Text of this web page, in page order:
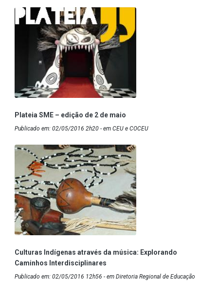
Plateia SME – edição de 2 de maio
Publicado em: 02/05/2016 2h20 - em CEU e COCEU
Culturas Indígenas através da música: Explorando
Caminhos Interdisciplinares
Publicado em: 02/05/2016 12h56 - em Diretoria Regional de Educação